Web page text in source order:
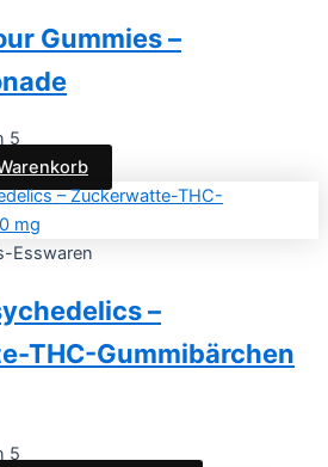
Gummies –
5
Esswaren
–
THC-Gummibärchen
5